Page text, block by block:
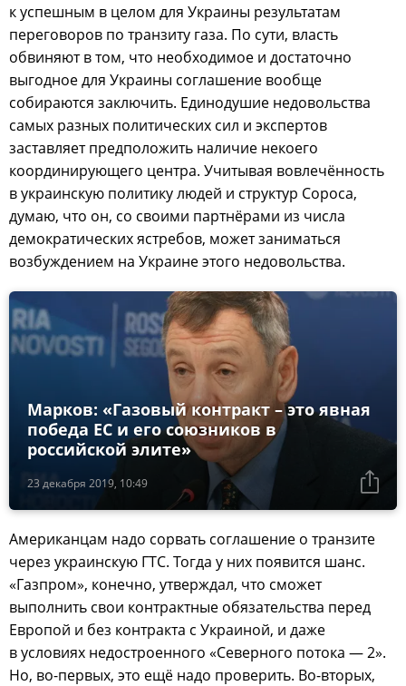
к успешным в целом для Украины результатам
переговоров по транзиту газа. По сути, власть
обвиняют в том, что необходимое и достаточно
выгодное для Украины соглашение вообще
собираются заключить. Единодушие недовольства
самых разных политических сил и экспертов
заставляет предположить наличие некоего
координирующего центра. Учитывая вовлечённость
в украинскую политику людей и структур Сороса,
думаю, что он, со своими партнёрами из числа
демократических ястребов, может заниматься
возбуждением на Украине этого недовольства.
23 декабря 2019, 10:49
Марков: «Газовый контракт – это явная
победа ЕС и его союзников в
российской элите»
Американцам надо сорвать соглашение о транзите
через украинскую ГТС. Тогда у них появится шанс.
«Газпром», конечно, утверждал, что сможет
выполнить свои контрактные обязательства перед
Европой и без контракта с Украиной, и даже
в условиях недостроенного «Северного потока — 2».
Но, во-первых, это ещё надо проверить. Во-вторых,